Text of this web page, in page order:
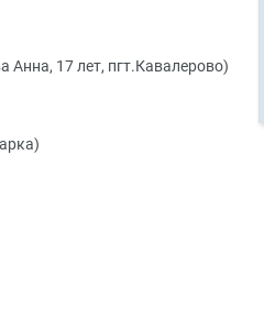
Анна, 17 лет, пгт.Кавалерово)